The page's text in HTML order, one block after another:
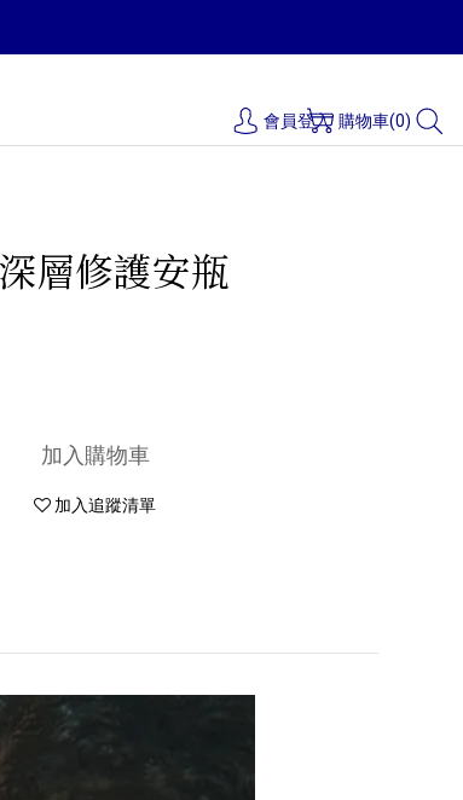
會員登入 購物車(0)
層修護安瓶
加入購物車
加入追蹤清單